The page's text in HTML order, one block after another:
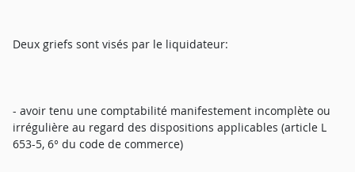
Deux griefs sont visés par le liquidateur:
- avoir tenu une comptabilité manifestement incomplète ou
irrégulière au regard des dispositions applicables (article L
653-5, 6° du code de commerce)